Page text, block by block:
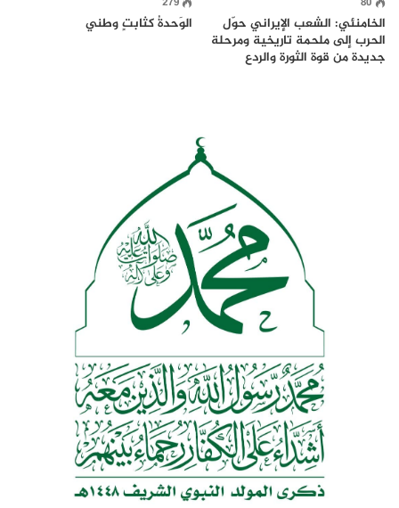
الخامنئي: الشعب الإيراني حوّل
الحرب إلى ملحمة تاريخية ومرحلة
جديدة من قوة الثورة والردع
الوَحدةُ كثابتٍ وطني